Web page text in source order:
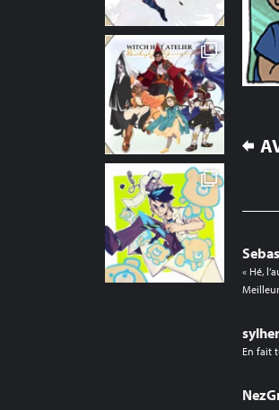
« Hé,
sylher
En fait